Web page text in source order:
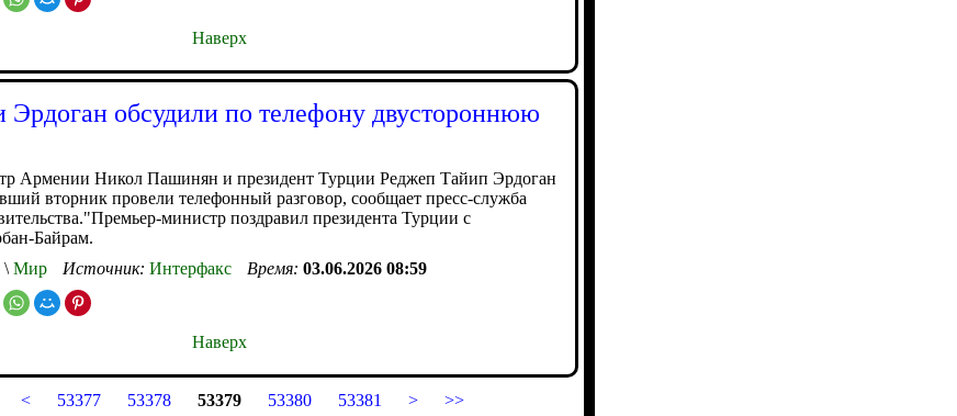
Наверх
обсудили по телефону двустороннюю
Армении Никол Пашинян и президент Турции Реджеп Тайип Эрдоган
вторник провели телефонный разговор, сообщает пресс-служба
министр поздравил президента Турции с
Байрам.
\ Мир Источник: Интерфакс Время: 03.06.2026 08:59
Наверх
< 53377 53378 53379 53380 53381 > >>